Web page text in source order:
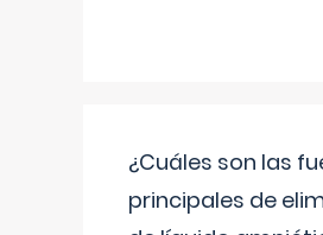
¿Cuáles son las
principales de